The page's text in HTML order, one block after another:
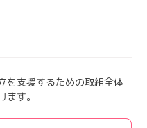
を支援するための取組全体
す。